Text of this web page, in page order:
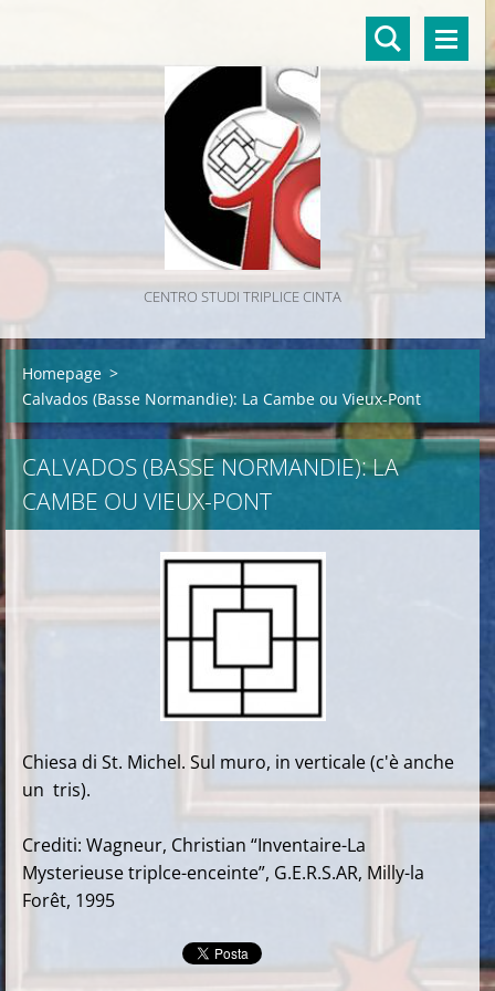
CENTRO STUDI TRIPLICE CINTA
Homepage >
Calvados (Basse Normandie): La Cambe ou Vieux-Pont
CALVADOS (BASSE NORMANDIE): LA
CAMBE OU VIEUX-PONT
Chiesa di St. Michel. Sul muro, in verticale (c'è anche
un tris).
Crediti: Wagneur, Christian “Inventaire-La
Mysterieuse triplce-enceinte”, G.E.R.S.AR, Milly-la
Forêt, 1995